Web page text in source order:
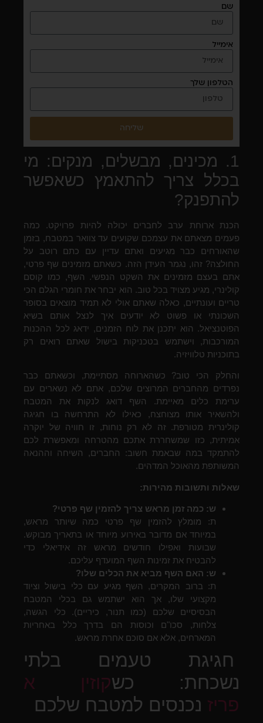
שם
אימייל
הטלפון שלך
שליחה
1. מכינים, מבשלים, מנקים: מי
בכלל צריך להתאמץ כשאפשר
להתפנק?
הכנת ארוחת ערב לחברים יכולה להיות פרויקט. כמה
פעמים מצאתם את עצמכם שקועים עד צוואר במטבח, בזמן
שהאורחים כבר מגיעים ואתם עדיין עם כתם רוטב על
החולצה? זהו, נגמר העידן הזה. כשאתם מזמינים שף פרטי,
אתם בעצם מזמינים את השקט הנפשי. השף, כמו קוסם
קולינרי, מגיע מצויד בכל טוב. הוא יבחר את חומרי הגלם הכי
טריים ועונתיים, כאלה שאתם אולי לא תמיד מוצאים בסופר
השכונתי או פשוט לא יודעים איך לנצל אותם בשיא
הפוטנציאל. הוא יתכנן את לוח הזמנים, ידאג לכל ההכנות
המורכבות, וישתמש בטכניקות בישול שאתם רואים רק
בתוכניות טלוויזיה.
והחלק הכי טוב? כשהארוחה מסתיימת, וכשאתם כבר
נפרדים מהחברים המרוצים שלכם, אתם לא נשארים עם
ערימת כלים מאיימת. השף דואג לנקות את המטבח
ולהשאיר אותו מצוחצח, כאילו לא התרחשה בו חגיגה
קולינרית מטורפת. זה לא רק נוחות, זו חוויה של יוקרה
אמיתית, כזו שמשחררת אתכם מהטרחה ומאפשרת לכם
להתמקד במה שבאמת חשוב: החברים, השיחה וההנאה
המשותפת מהאוכל המדהים.
שאלות ותשובות מהירות:
ש: כמה זמן מראש צריך להזמין שף פרטי?
ת: מומלץ להזמין שף פרטי כמה שיותר מראש,
במיוחד אם מדובר באירוע מיוחד או בתאריך מבוקש.
שבועות ואפילו חודשים מראש זה אידיאלי כדי
להבטיח את זמינות השף המועדף עליכם.
ש: האם השף מביא את הכלים שלו?
ת: ברוב המקרים, השף מגיע עם כלי בישול וציוד
מקצועי שלו, אך הוא ישתמש גם בכלי המטבח
הבסיסיים שלכם (כמו תנור, כיריים). כלי הגשה,
צלחות, סכו"ם וכוסות הם בדרך כלל באחריות
המארחים, אלא אם סוכם אחרת מראש.
חגיגת טעמים בלתי
נשכחת: כשקוזין א
פריז נכנסים למטבח שלכם